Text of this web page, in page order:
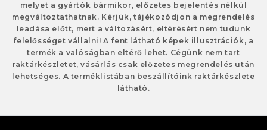
melyet a gyártók bármikor, előzetes bejelentés nélkül
megváltoztathatnak. Kérjük, tájékozódjon a megrendelés
leadása előtt, mert a változásért, eltérésért nem tudunk
felelősséget vállalni! A fent látható képek illusztrációk, a
termék a valóságban eltérő lehet. Cégünk nem tart
raktárkészletet, vásárlás csak előzetes megrendelés után
lehetséges. A terméklistában beszállítóink raktárkészlete
látható.